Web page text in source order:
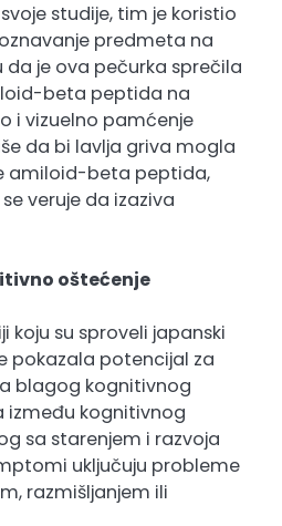
studije, tim je koristio
predmeta na
je ova pečurka sprečila
beta peptida na
i vizuelno pamćenje
da bi lavlja griva mogla
amiloid-beta peptida,
veruje da izaziva
oštećenje
koju su sproveli japanski
pokazala potencijal za
blagog kognitivnog
između kognitivnog
sa starenjem i razvoja
uključuju probleme
razmišljanjem ili